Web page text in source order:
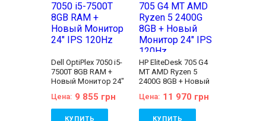
процессора: 4
Тип матрицы:
Диагональ:
24 дюйма
Разрешение Экрана:
1920x1080
Оперативная Память:
8 GB (DDR4)
Видеокарта: Intel® HD
Graphics 530
Процессор: Intel®
Core™ i5-6400
Processor 6M Cache,
процессора: 4
Тип матрицы: IPS
Диагональ: 24 дюйма
Разрешение Экрана:
1920x1080
Объём накопителя:
Оперативная Память:
8 GB (DDR4)
Видеокарта: Intel® HD
Graphics 530
Процессор: Intel®
Core™ i5-6400
Processor 6M Cache,
Dell OptiPlex 7050 i5-
7500T 8GB RAM +
Новый Монитор 24"
Цена: 9 855 грн
КУПИТЬ
HP EliteDesk 705 G4
MT AMD Ryzen 5
2400G 8GB + Новый
120Hz
Цена: 11 970 грн
КУПИТЬ